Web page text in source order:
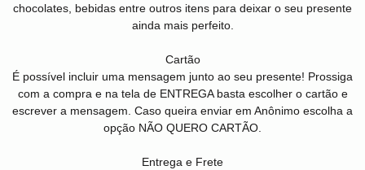
chocolates, bebidas entre outros itens para deixar o seu presente
ainda mais perfeito.
Cartão
É possível incluir uma mensagem junto ao seu presente! Prossiga
com a compra e na tela de ENTREGA basta escolher o cartão e
escrever a mensagem. Caso queira enviar em Anônimo escolha a
opção NÃO QUERO CARTÃO.
Entrega e Frete